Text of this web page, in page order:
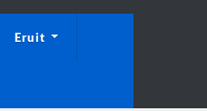
Eruit